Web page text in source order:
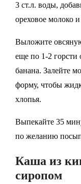
3 ст.л. воды,
ореховое молоко
Выложите
еще по 1-2 горсти
банана. Залейте
форму, чтобы
хлопья.
Выпекайте 35
по желанию
Каша из
сиропом